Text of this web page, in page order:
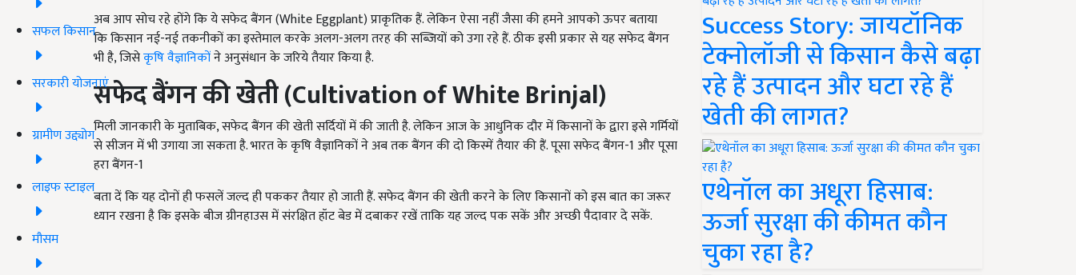
सफल किसान
सरकारी योजनाएं
ग्रामीण उद्द्योग
लाइफ स्टाइल
मौसम
अब आप सोच रहे होंगे कि ये सफेद बैंगन (White Eggplant) प्राकृतिक हैं. लेकिन ऐसा नहीं जैसा की हमने आपको ऊपर बताया
कि किसान नई-नई तकनीकों का इस्तेमाल करके अलग-अलग तरह की सब्जियों को उगा रहे हैं. ठीक इसी प्रकार से यह सफेद बैंगन
भी है, जिसेकृषि वैज्ञानिकोंने अनुसंधान के जरिये तैयार किया है.
सफेद बैंगन की खेती(Cultivation of White Brinjal)
मिली जानकारी के मुताबिक, सफेद बैंगन की खेती सर्दियों में की जाती है. लेकिन आज के आधुनिक दौर में किसानों के द्वारा इसे गर्मियों
से सीजन में भी उगाया जा सकता है. भारत के कृषि वैज्ञानिकों ने अब तक बैंगन की दो किस्में तैयार की हैं. पूसा सफेद बैंगन-1 और पूसा
हरा बैंगन-1
बता दें कि यह दोनों ही फसलें जल्द ही पककर तैयार हो जाती हैं. सफेद बैंगन की खेती करने के लिए किसानों को इस बात का जरूर
ध्यान रखना है कि इसके बीज ग्रीनहाउस में संरक्षित हॉट बेड में दबाकर रखें ताकि यह जल्द पक सकें और अच्छी पैदावार दे सकें.
Success Story: जायटॉनिक
टेक्नोलॉजी से किसान कैसे बढ़ा
रहे हैं उत्पादन और घटा रहे हैं
खेती की लागत?
एथेनॉल का अधूरा हिसाब:
ऊर्जा सुरक्षा की कीमत कौन
चुका रहा है?